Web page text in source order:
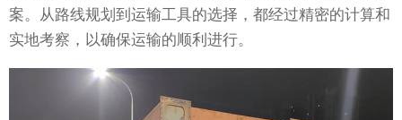
案。从路线规划到运输工具的选择，都经过精密的计算和
实地考察，以确保运输的顺利进行。